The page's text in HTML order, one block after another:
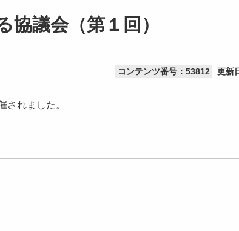
協議会（第１回）
コンテンツ番号：53812 更新
れました。